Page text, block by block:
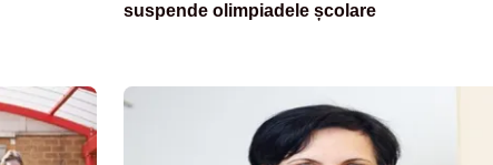
suspende olimpiadele școlare